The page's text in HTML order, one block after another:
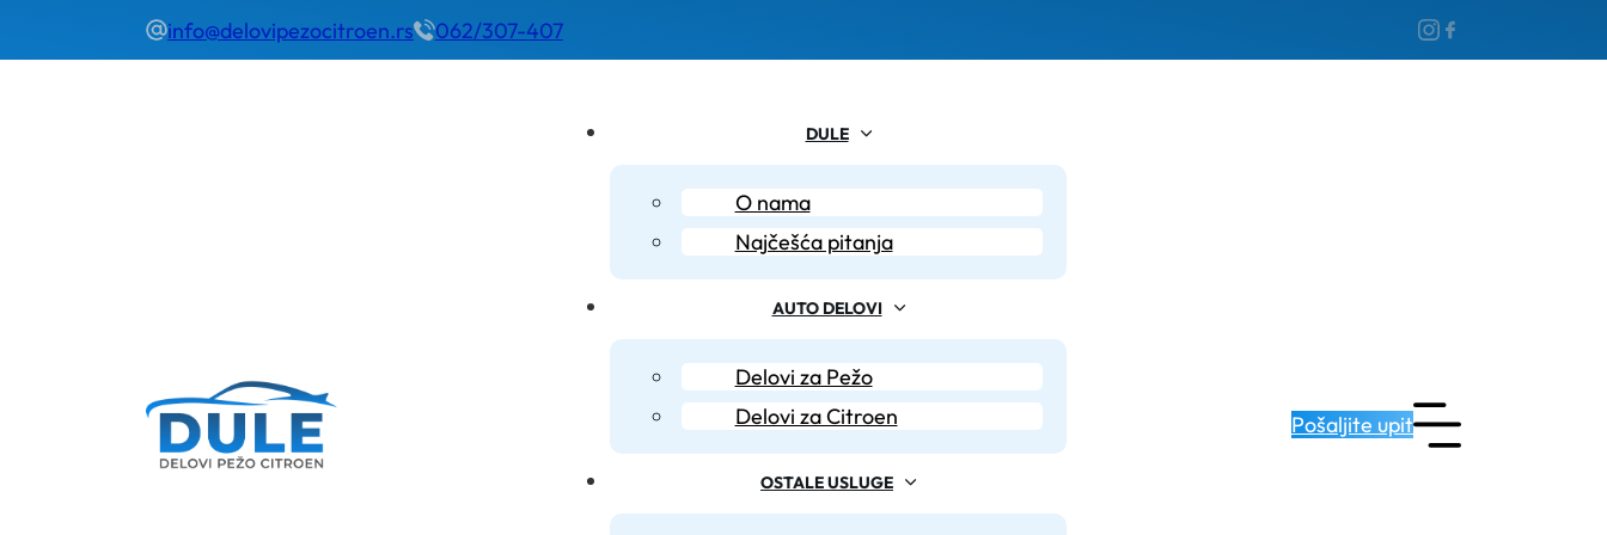
info@delovipezocitroen.rs 062/307-407
DULE
O nama
Najčešća pitanja
AUTO DELOVI
Delovi za Pežo
Delovi za Citroen
OSTALE USLUGE
Pošaljite upit